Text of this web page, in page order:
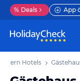
% Deals App
Hotels